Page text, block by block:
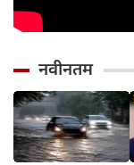
नवीनतम